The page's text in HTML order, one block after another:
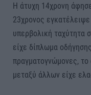
Η άτυχη 14χρονη
23χρονος
υπερβολική ταχύτητα
είχε δίπλωμα
πραγματογνώμονες,
μεταξύ άλλων είχε